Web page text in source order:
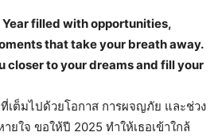
filled with opportunities,
that take your breath away.
closer to your dreams and fill your
เต็มไปด้วยโอกาส การผจญภัย และช่วง
ยใจ ขอให้ปี 2025 ทำให้เธอเข้าใกล้